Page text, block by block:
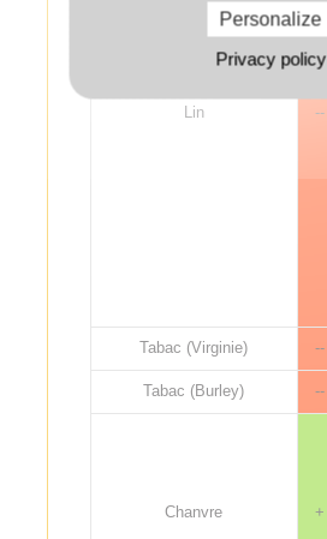
Lin --
Tabac (Virginie)
--
Tabac (Burley) --
Chanvre +
Personalize
Privacy policy